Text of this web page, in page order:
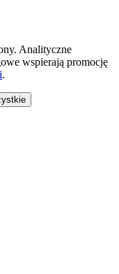
Analityczne
wspierają promocję
.